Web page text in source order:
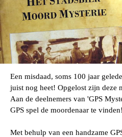
Een misdaad, soms 100 jaar
juist nog heet! Opgelost zijn deze
Aan de deelnemers van 'GPS
GPS spel de moordenaar te vinden!
Met behulp van een handzame